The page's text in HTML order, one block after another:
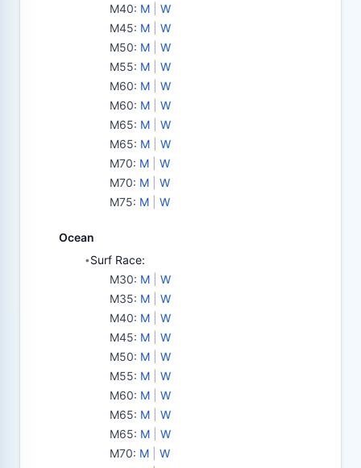
M40: M
W
M45: M
W
M50: M
W
M55: M
W
M60: M
W
M60: M
W
M65: M
W
M65: M
W
M70: M
W
M70: M
W
M75: M W
Ocean
•Surf Race:
M30: M
W
M35: M
W
M40: M
W
M45: M
W
M50: M
W
M55: M
W
M60: M
W
M65: M
W
M65: M
W
M70: M
W